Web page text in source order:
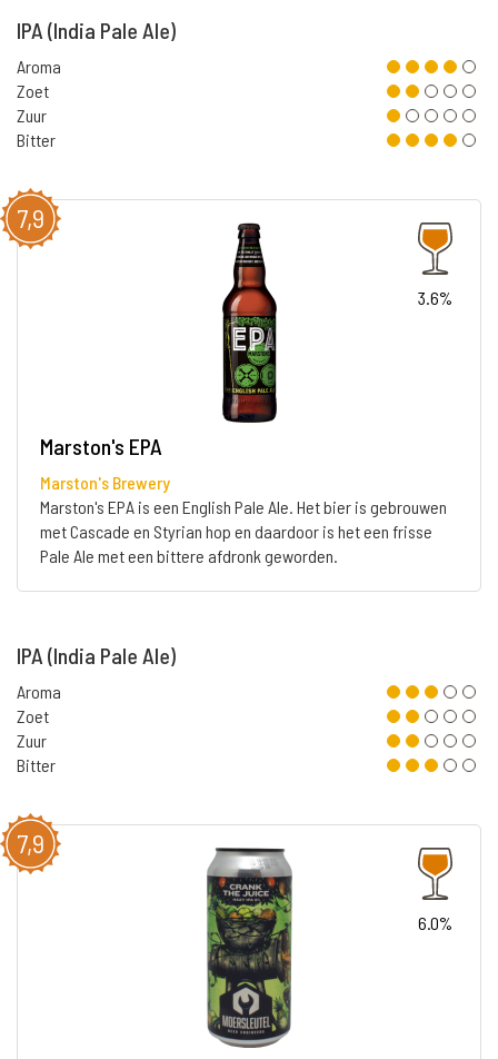
IPA (India Pale Ale)
Aroma
Zoet
Zuur
Bitter
7,9
3.6%
Marston's EPA
Marston's Brewery
Marston's EPA is een English Pale Ale. Het bier is gebrouwen
met Cascade en Styrian hop en daardoor is het een frisse
Pale Ale met een bittere afdronk geworden.
IPA (India Pale Ale)
Aroma
Zoet
Zuur
Bitter
7,9
6.0%